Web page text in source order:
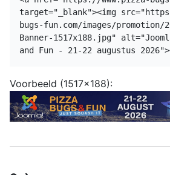
target="_blank"><img
bugs-fun.com/images/promotion/
Banner-1517x188.jpg"
and Fun - 21-22 augustus
Voorbeeld (1517x188):